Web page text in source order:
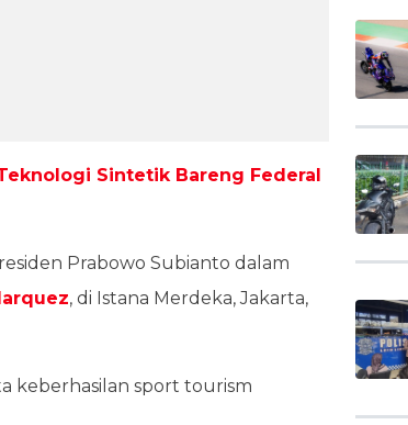
Sintetik Bareng Federal
Prabowo Subianto dalam
, di Istana Merdeka, Jakarta,
keberhasilan sport tourism